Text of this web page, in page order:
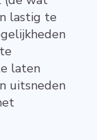
lastig te
laten
uitsneden